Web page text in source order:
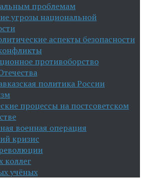
проблемам
угрозы национальной
аспекты безопасности
противоборство
политика России
процессы на постсоветском
военная операция
кризис
коллег
учёных